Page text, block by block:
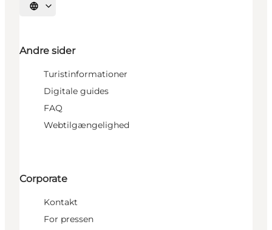
Vælg sprog
Andre sider
Turistinformationer
Digitale guides
FAQ
Webtilgængelighed
Corporate
Kontakt
For pressen